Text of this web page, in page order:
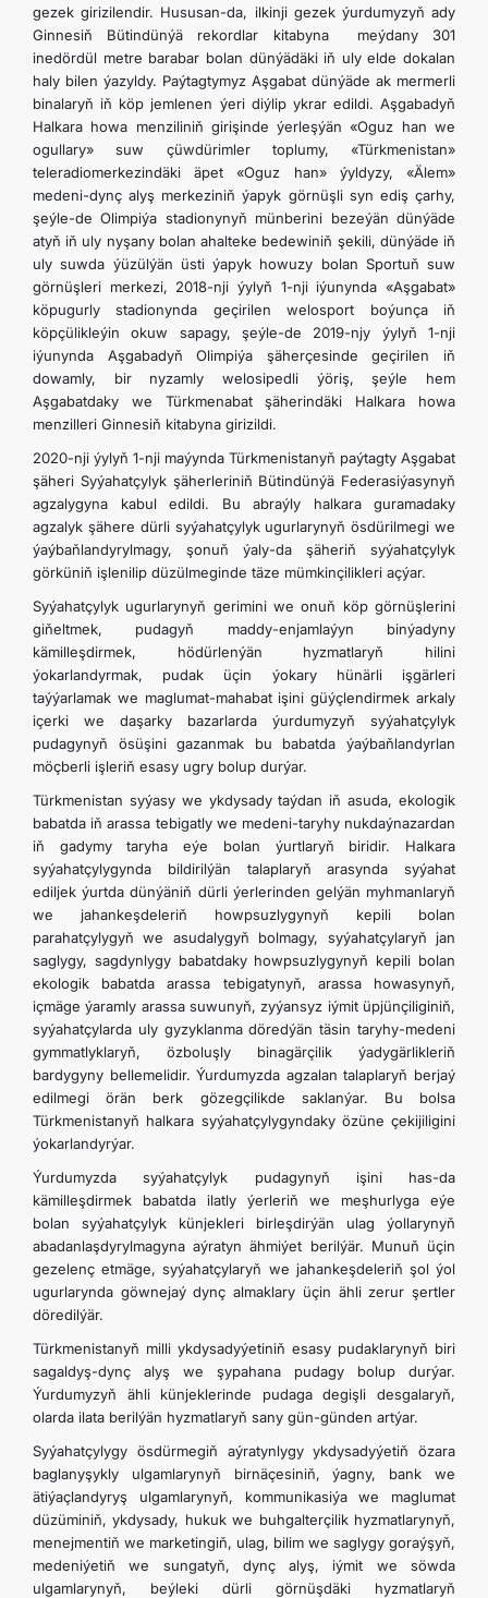
ARAGATNAŞYK
gezek girizilendir. Hususan-da, ilkinji gezek ýurdumyzyň ady
Ginnesiň Bütindünýä rekordlar kitabyna meýdany 301
inedördül metre barabar bolan dünýädäki iň uly elde dokalan
haly bilen ýazyldy. Paýtagtymyz Aşgabat dünýäde ak mermerli
binalaryň iň köp jemlenen ýeri diýlip ykrar edildi. Aşgabadyň
Halkara howa menziliniň girişinde ýerleşýän «Oguz han we
ogullary» suw çüwdürimler toplumy, «Türkmenistan»
teleradiomerkezindäki äpet «Oguz han» ýyldyzy, «Älem»
medeni-dynç alyş merkeziniň ýapyk görnüşli syn ediş çarhy,
şeýle-de Olimpiýa stadionynyň münberini bezeýän dünýäde
atyň iň uly nyşany bolan ahalteke bedewiniň şekili, dünýäde iň
uly suwda ýüzülýän üsti ýapyk howuzy bolan Sportuň suw
görnüşleri merkezi, 2018-nji ýylyň 1-nji iýunynda «Aşgabat»
köpugurly stadionynda geçirilen welosport boýunça iň
köpçülikleýin okuw sapagy, şeýle-de 2019-njy ýylyň 1-nji
iýunynda Aşgabadyň Olimpiýa şäherçesinde geçirilen iň
dowamly, bir nyzamly welosipedli ýöriş, şeýle hem
Aşgabatdaky we Türkmenabat şäherindäki Halkara howa
menzilleri Ginnesiň kitabyna girizildi.
2020-nji ýylyň 1-nji maýynda Türkmenistanyň paýtagty Aşgabat
şäheri Syýahatçylyk şäherleriniň Bütindünýä Federasiýasynyň
agzalygyna kabul edildi. Bu abraýly halkara guramadaky
agzalyk şähere dürli syýahatçylyk ugurlarynyň ösdürilmegi we
ýaýbaňlandyrylmagy, şonuň ýaly-da şäheriň syýahatçylyk
görküniň işlenilip düzülmeginde täze mümkinçilikleri açýar.
Syýahatçylyk ugurlarynyň gerimini we onuň köp görnüşlerini
giňeltmek, pudagyň maddy-enjamlaýyn binýadyny
kämilleşdirmek, hödürlenýän hyzmatlaryň hilini
ýokarlandyrmak, pudak üçin ýokary hünärli işgärleri
taýýarlamak we maglumat-mahabat işini güýçlendirmek arkaly
içerki we daşarky bazarlarda ýurdumyzyň syýahatçylyk
pudagynyň ösüşini gazanmak bu babatda ýaýbaňlandyrlan
möçberli işleriň esasy ugry bolup durýar.
Türkmenistan syýasy we ykdysady taýdan iň asuda, ekologik
babatda iň arassa tebigatly we medeni-taryhy nukdaýnazardan
iň gadymy taryha eýe bolan ýurtlaryň biridir. Halkara
syýahatçylygynda bildirilýän talaplaryň arasynda syýahat
ediljek ýurtda dünýäniň dürli ýerlerinden gelýän myhmanlaryň
we jahankeşdeleriň howpsuzlygynyň kepili bolan
parahatçylygyň we asudalygyň bolmagy, syýahatçylaryň jan
saglygy, sagdynlygy babatdaky howpsuzlygynyň kepili bolan
ekologik babatda arassa tebigatynyň, arassa howasynyň,
içmäge ýaramly arassa suwunyň, zyýansyz iýmit üpjünçiliginiň,
syýahatçylarda uly gyzyklanma döredýän täsin taryhy-medeni
gymmatlyklaryň, özboluşly binagärçilik ýadygärlikleriň
bardygyny bellemelidir. Ýurdumyzda agzalan talaplaryň berjaý
edilmegi örän berk gözegçilikde saklanýar. Bu bolsa
Türkmenistanyň halkara syýahatçylygyndaky özüne çekijiligini
ýokarlandyrýar.
Ýurdumyzda syýahatçylyk pudagynyň işini has-da
kämilleşdirmek babatda ilatly ýerleriň we meşhurlyga eýe
bolan syýahatçylyk künjekleri birleşdirýän ulag ýollarynyň
abadanlaşdyrylmagyna aýratyn ähmiýet berilýär. Munuň üçin
gezelenç etmäge, syýahatçylaryň we jahankeşdeleriň şol ýol
ugurlarynda göwnejaý dynç almaklary üçin ähli zerur şertler
döredilýär.
Türkmenistanyň milli ykdysadyýetiniň esasy pudaklarynyň biri
sagaldyş-dynç alyş we şypahana pudagy bolup durýar.
Ýurdumyzyň ähli künjeklerinde pudaga degişli desgalaryň,
olarda ilata berilýän hyzmatlaryň sany gün-günden artýar.
Syýahatçylygy ösdürmegiň aýratynlygy ykdysadyýetiň özara
baglanyşykly ulgamlarynyň birnäçesiniň, ýagny, bank we
ätiýaçlandyryş ulgamlarynyň, kommunikasiýa we maglumat
düzüminiň, ykdysady, hukuk we buhgalterçilik hyzmatlarynyň,
menejmentiň we marketingiň, ulag, bilim we saglygy goraýşyň,
medeniýetiň we sungatyň, dynç alyş, iýmit we söwda
ulgamlarynyň, beýleki dürli görnüşdäki hyzmatlaryň